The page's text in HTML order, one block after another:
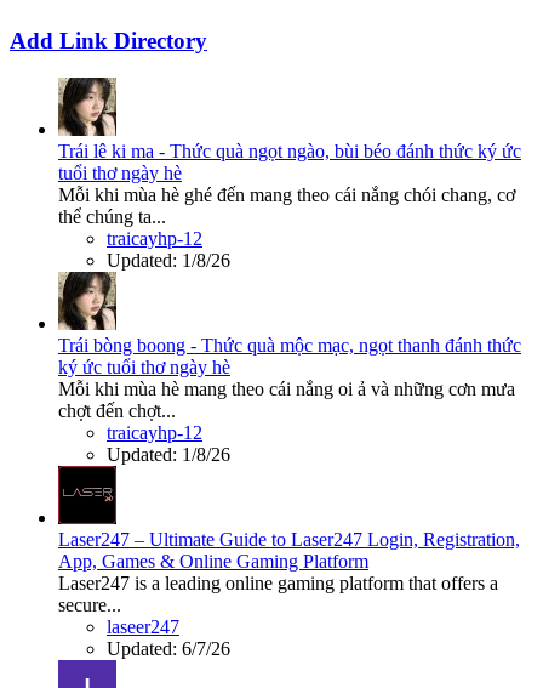
Add Link Directory
Trái lê ki ma - Thức quà ngọt ngào, bùi béo đánh thức ký ức
tuổi thơ ngày hè
Mỗi khi mùa hè ghé đến mang theo cái nắng chói chang, cơ
thể chúng ta...
traicayhp-12
Updated: 1/8/26
Trái bòng boong - Thức quà mộc mạc, ngọt thanh đánh thức
ký ức tuổi thơ ngày hè
Mỗi khi mùa hè mang theo cái nắng oi ả và những cơn mưa
chợt đến chợt...
traicayhp-12
Updated: 1/8/26
Laser247 – Ultimate Guide to Laser247 Login, Registration,
App, Games & Online Gaming Platform
Laser247 is a leading online gaming platform that offers a
secure...
laseer247
Updated: 6/7/26